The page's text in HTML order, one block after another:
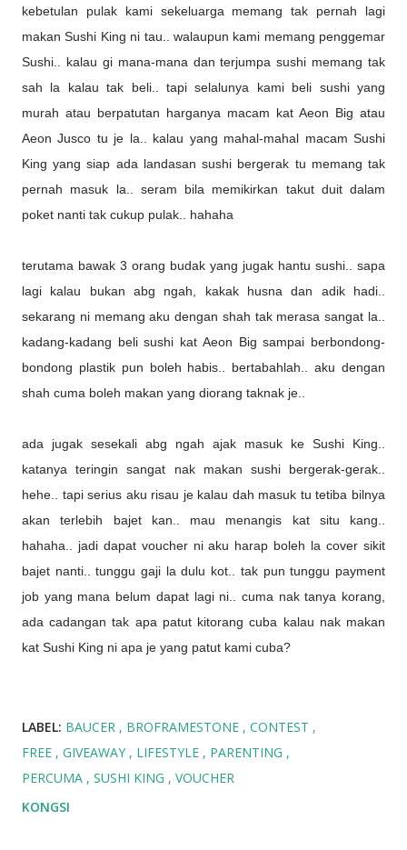
kebetulan pulak kami sekeluarga memang tak pernah lagi
makan Sushi King ni tau.. walaupun kami memang penggemar
Sushi.. kalau gi mana-mana dan terjumpa sushi memang tak
sah la kalau tak beli.. tapi selalunya kami beli sushi yang
murah atau berpatutan harganya macam kat Aeon Big atau
Aeon Jusco tu je la.. kalau yang mahal-mahal macam Sushi
King yang siap ada landasan sushi bergerak tu memang tak
pernah masuk la.. seram bila memikirkan takut duit dalam
poket nanti tak cukup pulak.. hahaha
terutama bawak 3 orang budak yang jugak hantu sushi.. sapa
lagi kalau bukan abg ngah, kakak husna dan adik hadi..
sekarang ni memang aku dengan shah tak merasa sangat la..
kadang-kadang beli sushi kat Aeon Big sampai berbondong-
bondong plastik pun boleh habis.. bertabahlah.. aku dengan
shah cuma boleh makan yang diorang taknak je..
ada jugak sesekali abg ngah ajak masuk ke Sushi King..
katanya teringin sangat nak makan sushi bergerak-gerak..
hehe.. tapi serius aku risau je kalau dah masuk tu tetiba bilnya
akan terlebih bajet kan.. mau menangis kat situ kang..
hahaha.. jadi dapat voucher ni aku harap boleh la cover sikit
bajet nanti.. tunggu gaji la dulu kot.. tak pun tunggu payment
job yang mana belum dapat lagi ni.. cuma nak tanya korang,
ada cadangan tak apa patut kitorang cuba kalau nak makan
kat Sushi King ni apa je yang patut kami cuba?
LABEL: BAUCER BROFRAMESTONE
CONTEST
FREE
GIVEAWAY LIFESTYLE
PARENTING
PERCUMA
SUSHI KING
VOUCHER
KONGSI